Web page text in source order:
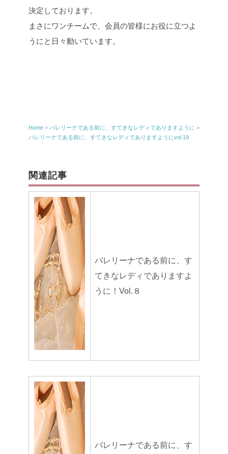
決定しております。
まさにワンチームで、会員の皆様にお役に立つよ
うにと日々動いています。
Home > バレリーナである前に、すてきなレディでありますように >
バレリーナである前に、すてきなレディでありますようにvol.19
関連記事
バレリーナである前に、す
てきなレディでありますよ
うに！Vol.８
バレリーナである前に、す